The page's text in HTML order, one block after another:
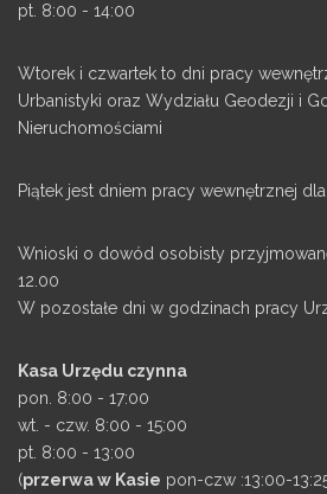
pt. 8:00 - 14:00
Wtorek i czwartek to dni pracy
Urbanistyki oraz Wydziału Geodezji i
Nieruchomościami
Piątek jest dniem pracy wewnętrznej
Wnioski o dowód osobisty
12.00
W pozostałe dni w godzinach pracy
Kasa Urzędu czynna
pon. 8:00 - 17:00
wt. - czw. 8:00 - 15:00
pt. 8:00 - 13:00
(przerwa w Kasie pon-czw :13:00-